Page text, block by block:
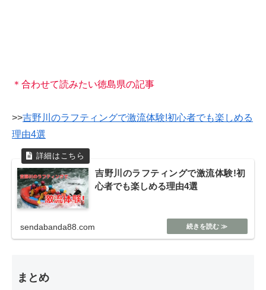
＊合わせて読みたい徳島県の記事
>>吉野川のラフティングで激流体験!初心者でも楽しめる
理由4選
吉野川のラフティングで激流体験!初
心者でも楽しめる理由4選
sendabanda88.com
まとめ